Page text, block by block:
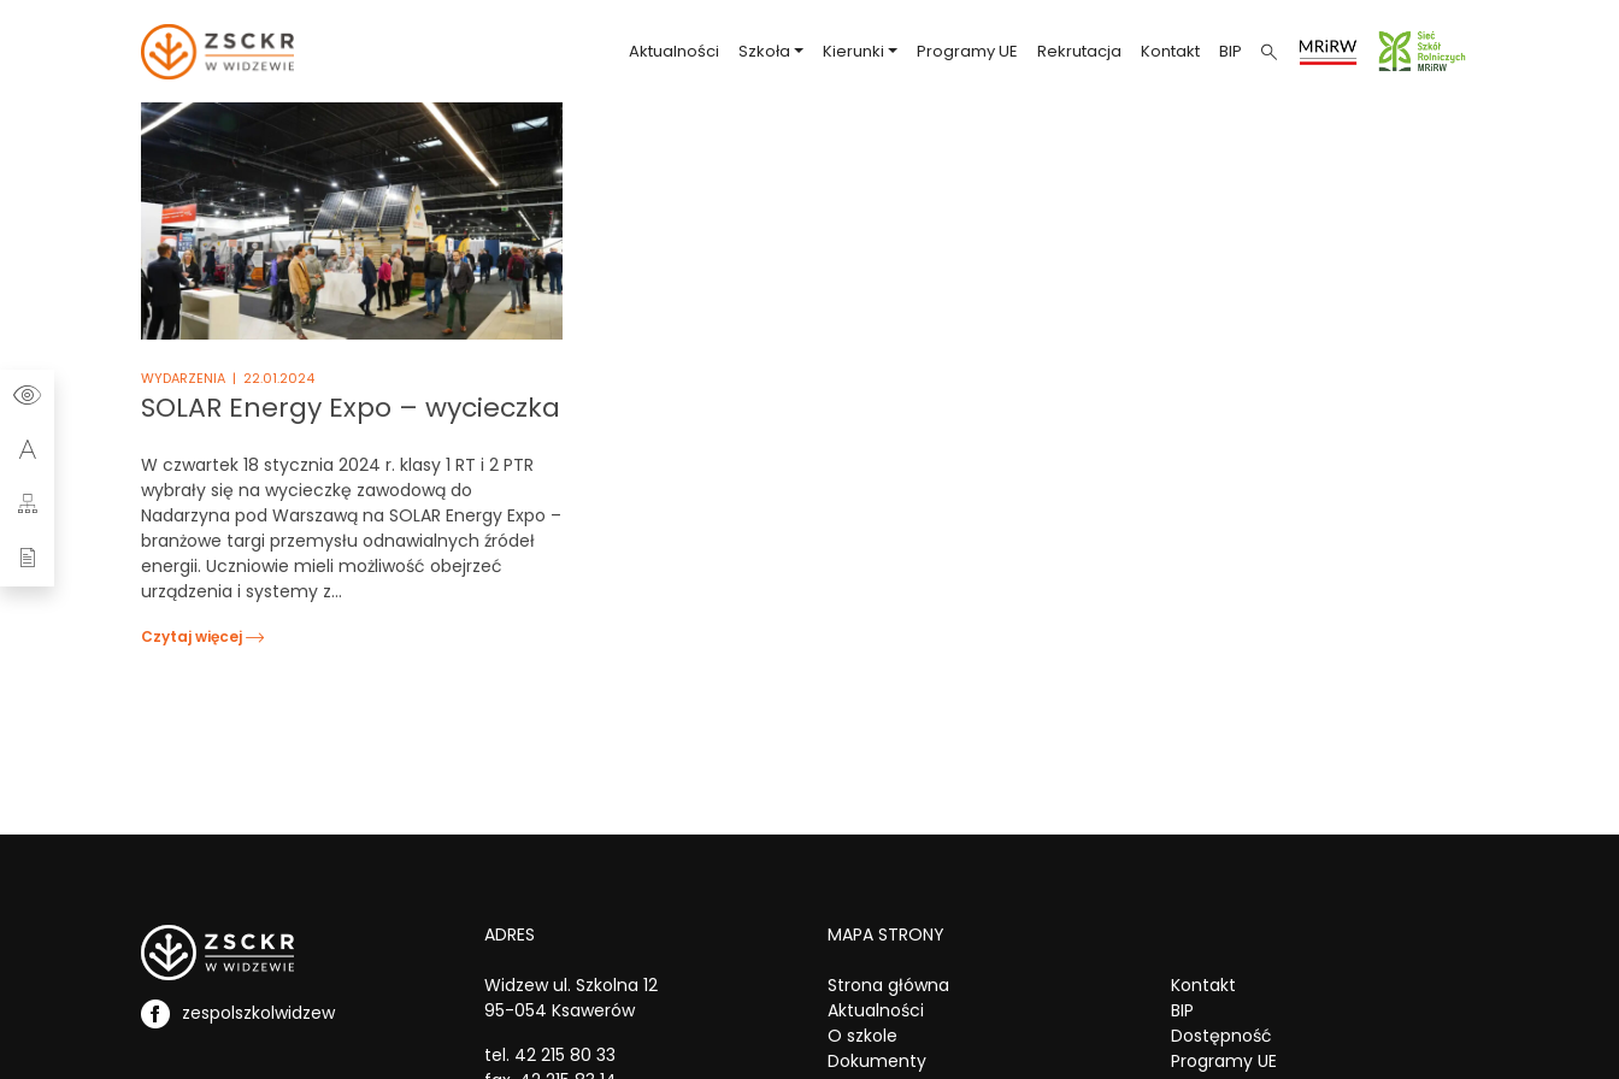
Szukaj:
Aktualności Szkoła Kierunki Programy UE Rekrutacja Kontakt BIP
WYDARZENIA | 22.01.2024
SOLAR Energy Expo – wycieczka
W czwartek 18 stycznia 2024 r. klasy 1 RT i 2 PTR
wybrały się na wycieczkę zawodową do
Nadarzyna pod Warszawą na SOLAR Energy Expo –
branżowe targi przemysłu odnawialnych źródeł
energii. Uczniowie mieli możliwość obejrzeć
urządzenia i systemy z…
Czytaj więcej
zespolszkolwidzew
ADRES
Widzew ul. Szkolna 12
95-054 Ksawerów
tel. 42 215 80 33
MAPA STRONY
Strona główna
Aktualności
O szkole
Dokumenty
Kontakt
BIP
Dostępność
Programy UE